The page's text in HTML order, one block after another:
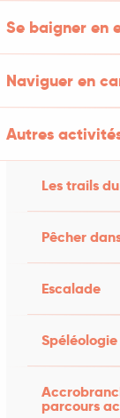
Se baigner en
Naviguer en
Autres
Les trails
Pêcher
Escalade
Spéléologie
parcours